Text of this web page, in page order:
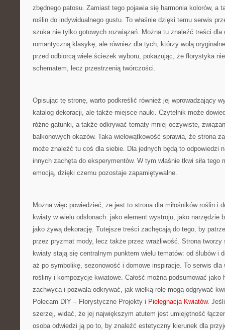
zbędnego patosu. Zamiast tego pojawia się harmonia kolorów, a
roślin do indywidualnego gustu. To właśnie dzięki temu serwis
szuka nie tylko gotowych rozwiązań. Można tu znaleźć treści dla
romantyczną klasykę, ale również dla tych, którzy wolą
przed odbiorcą wiele ścieżek wyboru, pokazując, że florystyka
schematem, lecz przestrzenią twórczości.
Opisując tę stronę, warto podkreślić również jej wprowadzający
katalog dekoracji, ale także miejsce nauki. Czytelnik może
różne gatunki, a także odkrywać tematy mniej oczywiste,
balkonowych okazów. Taka wielowątkowość sprawia, że strona
może znaleźć tu coś dla siebie. Dla jednych będą to odpowiedzi
innych zachęta do eksperymentów. W tym właśnie tkwi siła tego
emocją, dzięki czemu pozostaje zapamiętywalne.
Można więc powiedzieć, że jest to strona dla miłośników roślin i
kwiaty w wielu odsłonach: jako element wystroju, jako narzędzie
jako żywą dekorację. Tutejsze treści zachęcają do tego, by
przez pryzmat mody, lecz także przez wrażliwość. Strona tworzy
kwiaty stają się centralnym punktem wielu tematów: od ślubów i
aż po symbolikę, sezonowość i domowe inspiracje. To serwis
rośliny i kompozycje kwiatowe. Całość można podsumować jako
zachwyca i pozwala odkrywać, jak wielką rolę mogą odgrywać
Polecam DIY – Florystyczne Projekty i Pielęgnacja Kwiatów.
szerzej, widać, że jej największym atutem jest umiejętność
osoba odwiedzi ją po to, by znaleźć estetyczny kierunek dla